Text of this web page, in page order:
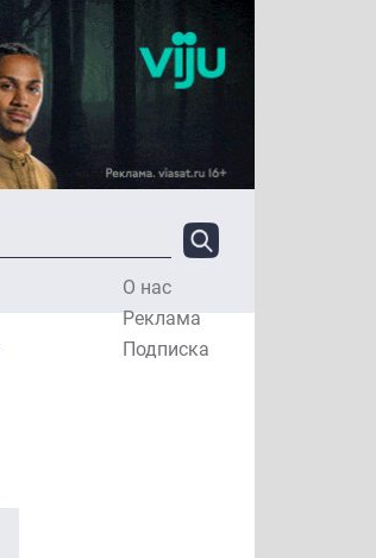
О нас
Реклама
Подписка